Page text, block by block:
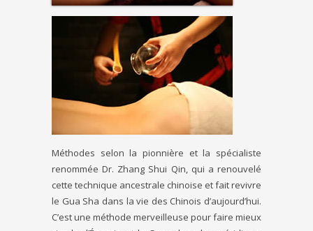
Méthodes selon la pionnière et la spécialiste
renommée Dr. Zhang Shui Qin, qui a renouvelé
cette technique ancestrale chinoise et fait revivre
le Gua Sha dans la vie des Chinois d’aujourd’hui.
C’est une méthode merveilleuse pour faire mieux